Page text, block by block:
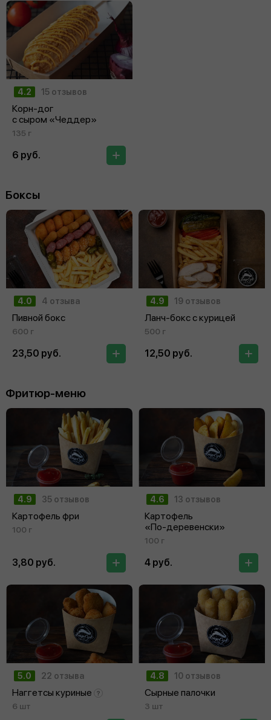
4.2 15 отзывов
Корн-дог
с сыром «Чеддер»
135 г
6 руб.
Боксы
4.0 4 отзыва
Пивной бокс
600 г
23,50 руб.
4.9 19 отзывов
Ланч-бокс с курицей
500 г
12,50 руб.
Фритюр-меню
4.9 35 отзывов
Картофель фри
100 г
3,80 руб.
4.6 13 отзывов
Картофель
«По‑деревенски»
100 г
4 руб.
5.0 22 отзыва
Наггетсы куриные
6 шт
4.8 10 отзывов
Сырные палочки
3 шт